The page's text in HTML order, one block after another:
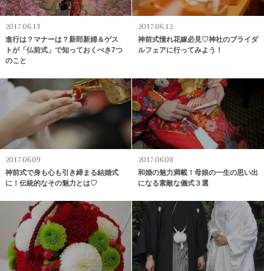
2017.06.13
進行は？マナーは？新郎新婦＆ゲス
トが「仏前式」で知っておくべき7つ
のこと
2017.06.12
神前式憧れ花嫁必見♡神社のブライダ
ルフェアに行ってみよう！
2017.06.09
神前式で身も心も引き締まる結婚式
に！伝統的なその魅力とは♡
2017.06.08
和婚の魅力満載！母娘の一生の思い出
になる素敵な儀式３選